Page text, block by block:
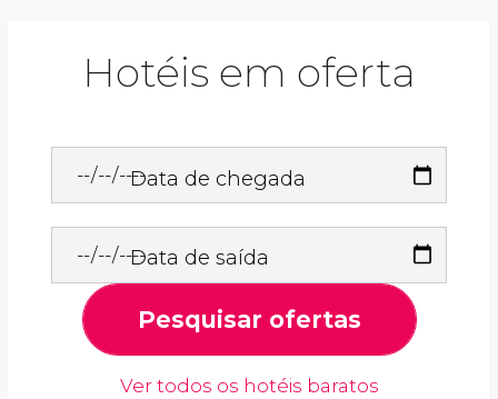
Hotéis em oferta
Data de chegada
Data de saída
Pesquisar ofertas
Ver todos os hotéis baratos